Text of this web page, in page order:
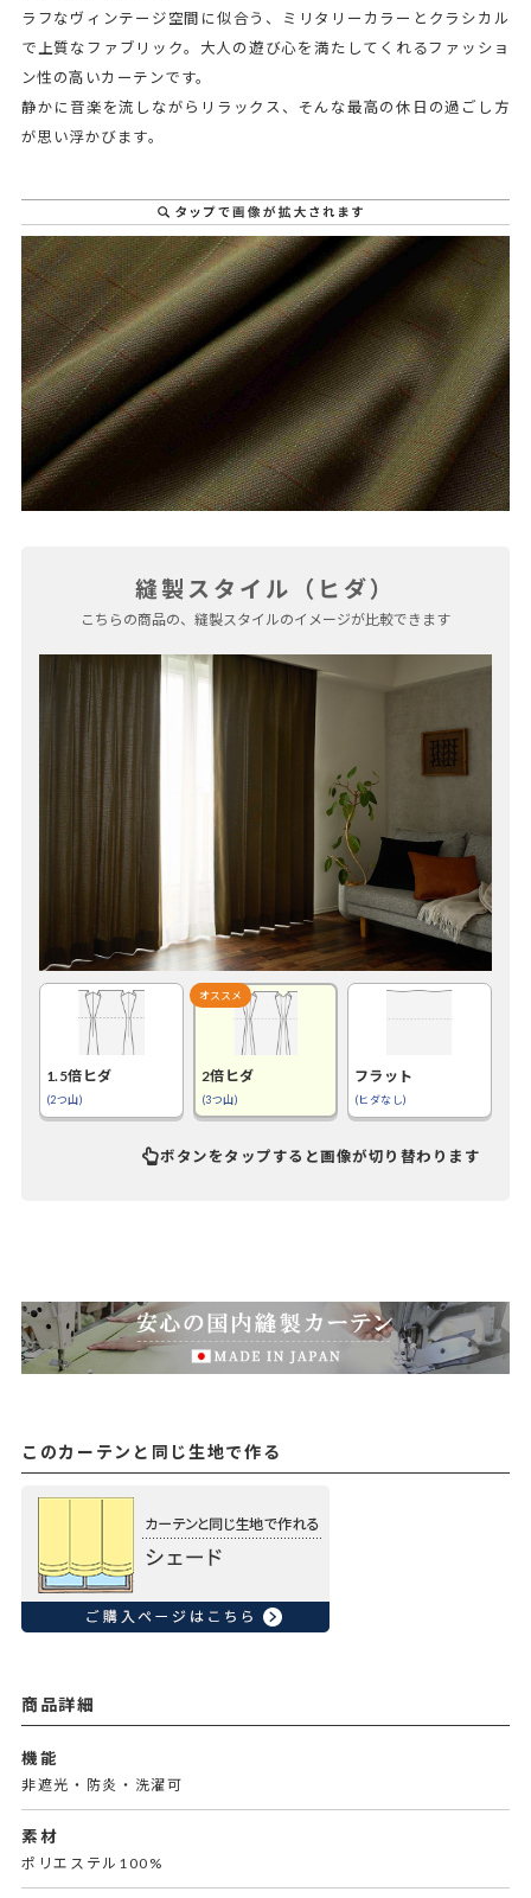
ラフなヴィンテージ空間に似合う、ミリタリーカラーとクラシカル
で上質なファブリック。大人の遊び心を満たしてくれるファッショ
ン性の高いカーテンです。
静かに音楽を流しながらリラックス、そんな最高の休日の過ごし方
が思い浮かびます。
縫製スタイル（ヒダ）
こちらの商品の、縫製スタイルのイメージが比較できます
1.5倍ヒダ
(2つ山)
2倍ヒダ
(3つ山)
フラット
(ヒダなし)
ボタンをタップすると画像が切り替わります
このカーテンと同じ生地で作る
商品詳細
機能
非遮光・防炎・洗濯可
素材
ポリエステル100%